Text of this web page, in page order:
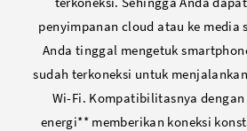
penyimpanan cloud atau ke media
Anda tinggal mengetuk
sudah terkoneksi untuk
Wi-Fi. Kompatibilitasnya
energi** memberikan koneksi